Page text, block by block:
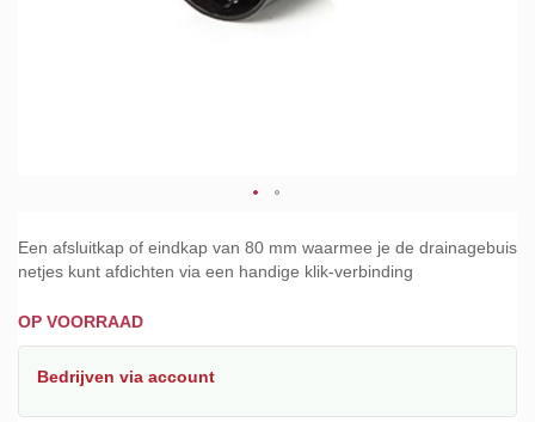
Een afsluitkap of eindkap van 80 mm waarmee je de drainagebuis
netjes kunt afdichten via een handige klik-verbinding
OP VOORRAAD
Bedrijven via account
naar
het
van
de
gallerij